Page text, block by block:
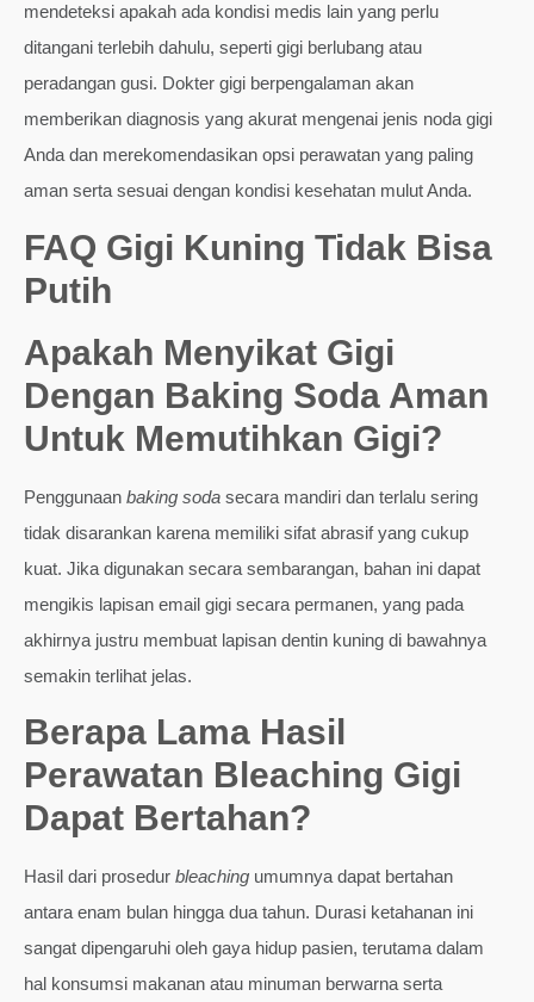
mendeteksi apakah ada kondisi medis lain yang perlu
ditangani terlebih dahulu, seperti gigi berlubang atau
peradangan gusi. Dokter gigi berpengalaman akan
memberikan diagnosis yang akurat mengenai jenis noda gigi
Anda dan merekomendasikan opsi perawatan yang paling
aman serta sesuai dengan kondisi kesehatan mulut Anda.
FAQ Gigi Kuning Tidak Bisa
Putih
Apakah Menyikat Gigi
Dengan Baking Soda Aman
Untuk Memutihkan Gigi?
Penggunaan baking soda secara mandiri dan terlalu sering
tidak disarankan karena memiliki sifat abrasif yang cukup
kuat. Jika digunakan secara sembarangan, bahan ini dapat
mengikis lapisan email gigi secara permanen, yang pada
akhirnya justru membuat lapisan dentin kuning di bawahnya
semakin terlihat jelas.
Berapa Lama Hasil
Perawatan Bleaching Gigi
Dapat Bertahan?
Hasil dari prosedur bleaching umumnya dapat bertahan
antara enam bulan hingga dua tahun. Durasi ketahanan ini
sangat dipengaruhi oleh gaya hidup pasien, terutama dalam
hal konsumsi makanan atau minuman berwarna serta